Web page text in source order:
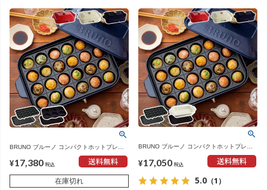
BRUNO ブルーノ コンパクトホットプレー
種プレート | キッチン家電・ホットプレート
¥17,380 税込
在庫切れ
BRUNO ブルーノ コンパクトホットプレー
ト セラミックコート鍋 グリルプレート 本体
＋4種プレート | キッチン家電・ホットプレ
ート
¥17,050 税込
5.0 （1）